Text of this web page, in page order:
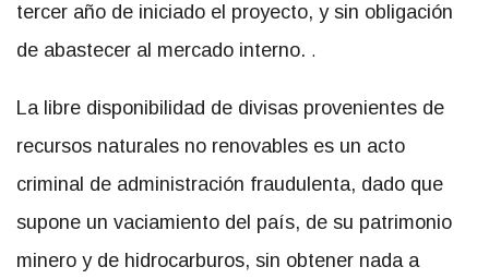
tercer año de iniciado el proyecto, y sin obligación
de abastecer al mercado interno. .
La libre disponibilidad de divisas provenientes de
recursos naturales no renovables es un acto
criminal de administración fraudulenta, dado que
supone un vaciamiento del país, de su patrimonio
minero y de hidrocarburos, sin obtener nada a